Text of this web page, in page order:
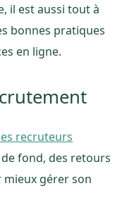
il est aussi tout à
bonnes pratiques
en ligne.
recruteurs
fond, des retours
mieux gérer son